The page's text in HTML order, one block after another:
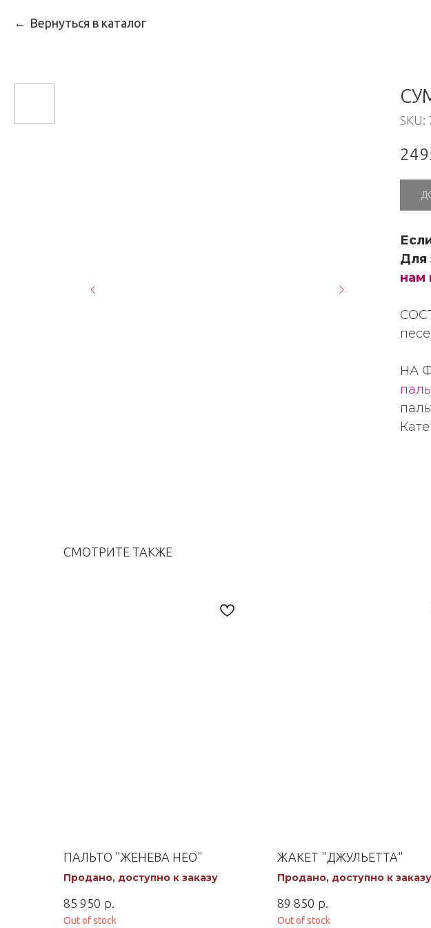
Вернуться в каталог
SKU:
Для
нам
НА
СМОТРИТЕ ТАКЖЕ
ПАЛЬТО "ЖЕНЕВА НЕО"
Продано, доступно к заказу
85 950 р.
Out of stock
ЖАКЕТ "ДЖУЛЬЕТТА"
Продано, доступно к заказу
89 850 р.
Out of stock